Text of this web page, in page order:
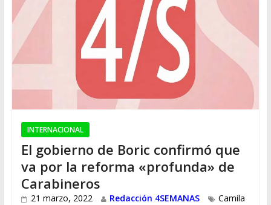
INTERNACIONAL
El gobierno de Boric confirmó que
va por la reforma «profunda» de
Carabineros
21 marzo, 2022 Redacción 4SEMANAS
Camila